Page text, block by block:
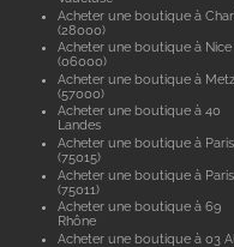
Acheter une boutique à
(28000)
Acheter une boutique à Nice
(06000)
Acheter une boutique à Metz
(57000)
Acheter une boutique à 40
Landes
Acheter une boutique à Paris
(75015)
Acheter une boutique à Paris
(75011)
Acheter une boutique à 69
Rhône
Acheter une boutique à 03